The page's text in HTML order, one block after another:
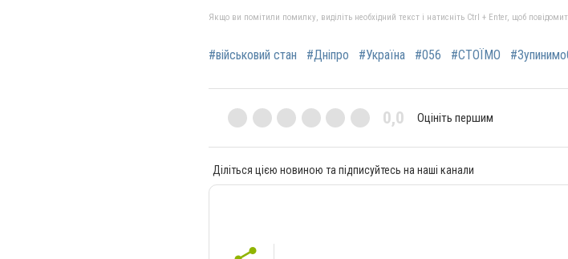
Якщо ви помітили помилку, виділіть необхідний текст і натисніть Ctrl + Enter, щоб
#військовий стан #Дніпро #Україна #056 #СТОЇМО
0,0 Оцініть першим
Діліться цією новиною та підписуйтесь на наші канали